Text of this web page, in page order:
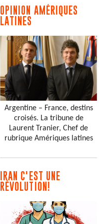
OPINION AMÉRIQUES
LATINES
Argentine – France, destins
croisés. La tribune de
Laurent Tranier, Chef de
rubrique Amériques latines
IRAN C'EST UNE
RÉVOLUTION!